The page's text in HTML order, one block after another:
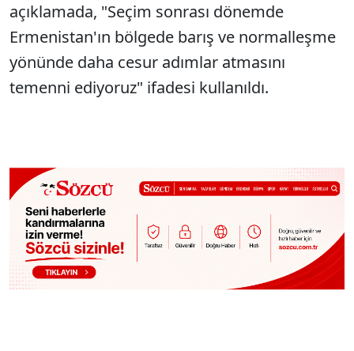
açıklamada, "Seçim sonrası dönemde
Ermenistan'ın bölgede barış ve normalleşme
yönünde daha cesur adımlar atmasını
temenni ediyoruz" ifadesi kullanıldı.